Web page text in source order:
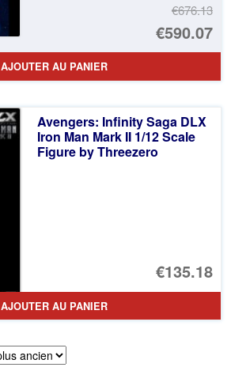
€676.13
Le
€590.07
Le
AJOUTER AU PANIER
Avengers: Infinity Saga DLX
Iron Man Mark II 1/12 Scale
Figure by Threezero
€135.18
AJOUTER AU PANIER